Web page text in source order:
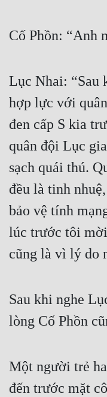
Cố Phồn: “Anh
Lục Nhai: “Sau
hợp lực với
đen cấp S kia
quân đội Lục
sạch quái thú.
đều là tinh
bảo vệ tính
lúc trước tôi
cũng là vì lý do
Sau khi nghe
lòng Cố Phồn
Một người trẻ
đến trước mặt